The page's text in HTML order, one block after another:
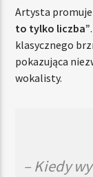
Artysta promuje
to tylko liczba”
klasycznego
pokazująca
wokalisty.
– Kiedy